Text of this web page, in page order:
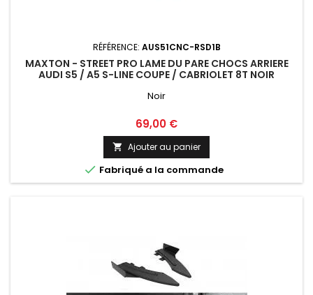
RÉFÉRENCE: AUS51CNC-RSD1B
MAXTON - STREET PRO LAME DU PARE CHOCS ARRIERE
AUDI S5 / A5 S-LINE COUPE / CABRIOLET 8T NOIR
Noir
Prix
69,00 €
 Ajouter au panier
 Fabriqué a la commande